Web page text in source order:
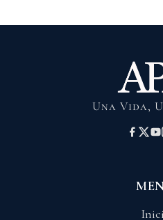
Una Vida,